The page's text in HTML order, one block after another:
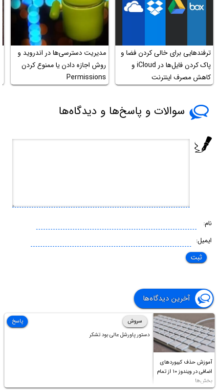
ترفندهایی برای خالی کردن فضا و
پاک کردن فایل‌ها در iCloud و
کاهش مصرف اینترنت
مدیریت دسترسی‌ها در اندروید و
روش اجازه دادن یا ممنوع کردن
Permissions
سوالات و پاسخ‌ها و دیدگاه‌ها
نام:
ایمیل:
آخرین دیدگاه‌ها
آموزش حذف کیبوردهای
اضافی در ویندوز ۱۰ از تمام
بخش‌ها
سروش
دستور پاورشل عالی بود تشکر
پاسخ